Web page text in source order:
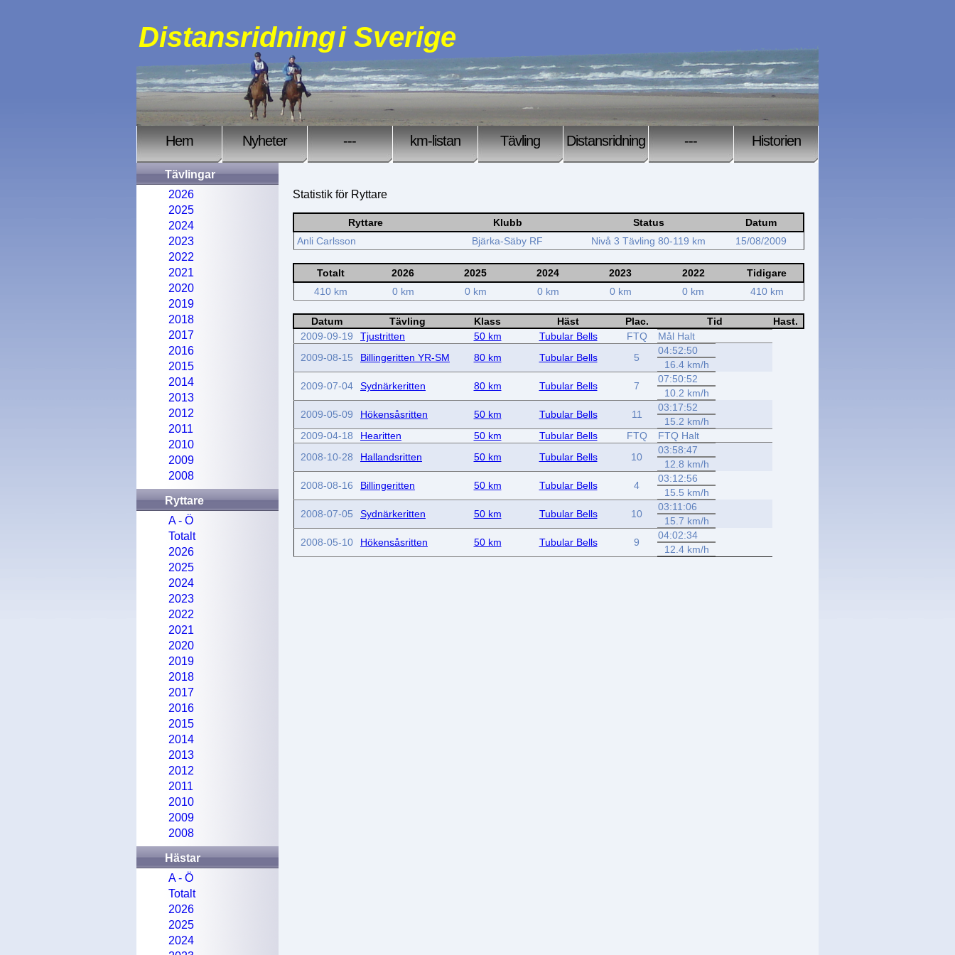
Distansridningi Sverige
Hem Nyheter --- km-listan Tävling Distansridning --- Historien
Statistik för Ryttare
Ryttare Klubb Status
Datum
Anli Carlsson
Bjärka-Säby RF Nivå 3 Tävling 80-119 km 15/08/2009
Totalt 2026 2025 2024 2023 2022
Tidigare
410 km
0 km 0 km 0 km 0 km 0 km 410 km
Datum Tävling Klass Häst Plac. Tid
Hast.
2009-09-19
Tjustritten 50 km Tubular Bells FTQ
Mål Halt
2009-08-15
Billingeritten YR-SM 80 km Tubular Bells 5
04:52:50
16.4 km/h
2009-07-04
Sydnärkeritten 80 km Tubular Bells 7
07:50:52
10.2 km/h
2009-05-09
Hökensåsritten 50 km Tubular Bells 11
03:17:52
15.2 km/h
2009-04-18
Hearitten 50 km Tubular Bells FTQ
FTQ Halt
2008-10-28
Hallandsritten 50 km Tubular Bells 10
03:58:47
12.8 km/h
2008-08-16
Billingeritten 50 km Tubular Bells 4
03:12:56
15.5 km/h
2008-07-05
Sydnärkeritten 50 km Tubular Bells 10
03:11:06
15.7 km/h
2008-05-10
Hökensåsritten 50 km Tubular Bells 9
04:02:34
12.4 km/h
Tävlingar
2026
2025
2024
2023
2022
2021
2020
2019
2018
2017
2016
2015
2014
2013
2012
2011
2010
2009
2008
Ryttare
A - Ö
Totalt
2026
2025
2024
2023
2022
2021
2020
2019
2018
2017
2016
2015
2014
2013
2012
2011
2010
2009
2008
Hästar
A - Ö
Totalt
2026
2025
2024